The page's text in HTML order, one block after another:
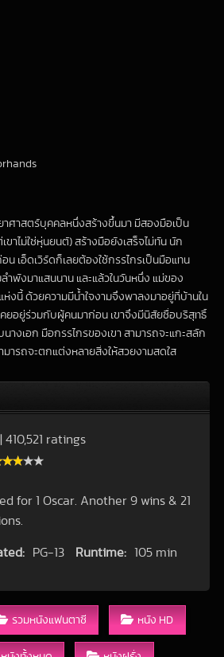
าศาสตร์บุคคลหนึ่งสร้างขึ้นมา มีสองมือเป็น
ขาไม่ใช่หุ่นยนต์) สร้างมือยังเสร็จไม่ทัน นัก
น เอ็ดเวิร์ดก็เลยต้องใช้กรรไกรเป็นมือแทน
ำพังมาแสนนาน และแล้วในวันหนึ่ง แม่ของ
ห่งนี้ ด้วยความมีน้ำใจงามจึงพาลงมาอยู่ที่บ้านใน
คยอยู่ร่วมกับผู้คนมาก่อน เขาจึงมีนิสัยซื่อบริสุทธิ์
างเอก มือกรรไกรของเขา สามารถจะแกะสลัก
มารถจะตกแต่งหลายสิ่งให้สวยงามสดใส
410,521 ratings
for 1 Oscar. Another 9 wins & 21
PG-13 Runtime: 105 min
รวมหนังแฟนตาซี หนัง HD